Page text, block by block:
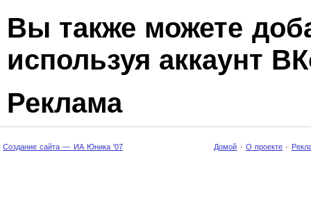
Вы также можете
используя аккаунт
Реклама
Создание сайта — ИА Юника '07 Домой · О проекте ·